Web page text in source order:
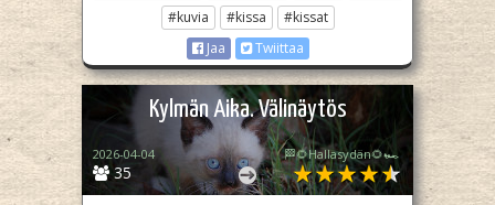
#kuvia
#kissa
#kissat
Jaa
Twiittaa
Kylmän Aika. Välinäytös
35
2026-04-04 🏁🌻Hallasydän🌻🏎️